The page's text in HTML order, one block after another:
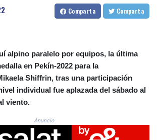
CRC 523.993489
CUC 1.156136
DJF 205.267449
DKK 7.477932
DOP 67.289164
DZD 152.967099
ETB 186.049588
FJD 2.553384
Comparta Comparta
alpino paralelo por equipos, la última
en Pekín-2022 para la
Shiffrin, tras una participación
individual fue aplazada del sábado al
viento.
Anuncio